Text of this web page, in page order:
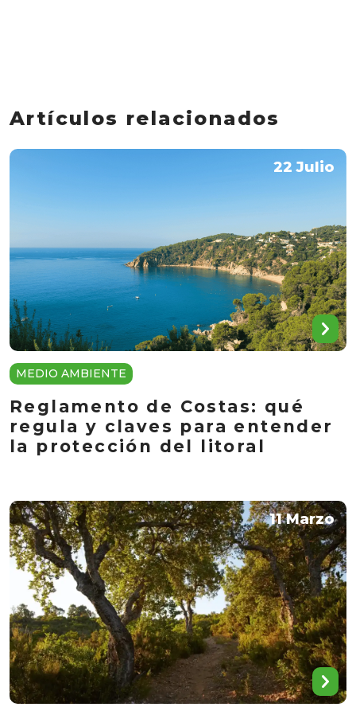
Artículos relacionados
22 Julio
MEDIO AMBIENTE
Reglamento de Costas: qué
regula y claves para entender
la protección del litoral
11 Marzo